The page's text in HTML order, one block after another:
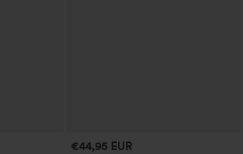
€44,95 EUR